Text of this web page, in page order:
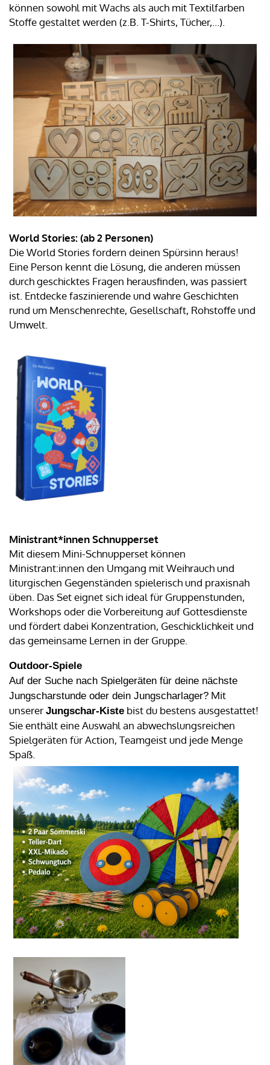
können sowohl mit Wachs als auch mit Textilfarben
Stoffe gestaltet werden (z.B. T-Shirts, Tücher,…).
World Stories: (ab 2 Personen)
Die World Stories fordern deinen Spürsinn heraus!
Eine Person kennt die Lösung, die anderen müssen
durch geschicktes Fragen herausfinden, was passiert
ist. Entdecke faszinierende und wahre Geschichten
rund um Menschenrechte, Gesellschaft, Rohstoffe und
Umwelt.
Ministrant*innen Schnupperset
Mit diesem Mini-Schnupperset können
Ministrant:innen den Umgang mit Weihrauch und
liturgischen Gegenständen spielerisch und praxisnah
üben. Das Set eignet sich ideal für Gruppenstunden,
Workshops oder die Vorbereitung auf Gottesdienste
und fördert dabei Konzentration, Geschicklichkeit und
dasgemeinsame Lernen in der Gruppe.
Outdoor-Spiele
Auf der Suche nach Spielgeräten für deine nächste
Jungscharstunde oder dein Jungscharlager? Mit
unserer Jungschar-Kiste bist du bestens ausgestattet!
Sie enthält eine Auswahl an abwechslungsreichen
Spielgeräten für Action, Teamgeist und jede Menge
Spaß.